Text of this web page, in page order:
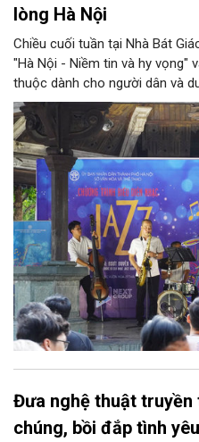
lòng Hà Nội
Chiều cuối tuần tại Nhà Bát
"Hà Nội - Niềm tin và hy vọng"
thuộc dành cho người dân và
điệu jazz kinh điển của thế
diễn của NSƯT Quyền Văn
Club, mở ra một không gian
trung tâm Thủ đô.
Đưa nghệ thuật
chúng, bồi đắp tình